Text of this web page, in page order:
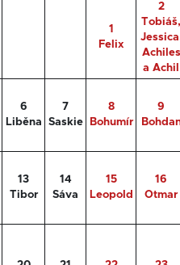
1
Felix
2
Tobiáš,
Achiles
a Achil
6
Liběna
7
Saskie
8
Bohumír
9
13
Tibor
14
Sáva
15
Leopold
16
Otmar